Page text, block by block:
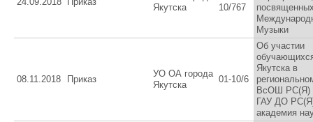
Якутска
10/767
Музыки
08.11.2018 Приказ
УО ОА города
Якутска
01-10/6
Об участии
Якутска в
ВсОШ РС(Я)
ГАУ ДО
академия